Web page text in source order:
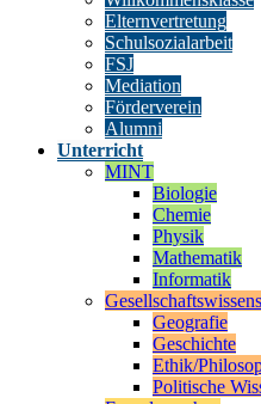
Elternvertretung
Schulsozialarbeit
FSJ
Mediation
Förderverein
Alumni
Unterricht
MINT
Biologie
Chemie
Physik
Mathematik
Informatik
Geografie
Geschichte
Ethik/
Politische